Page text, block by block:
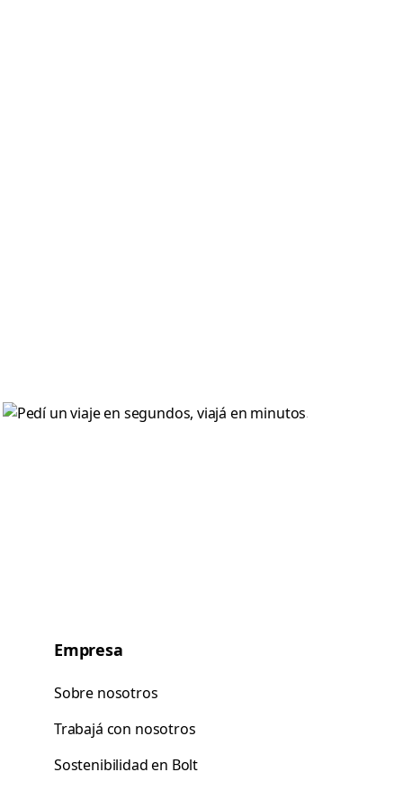
Empresa
Sobre nosotros
Trabajá con nosotros
Sostenibilidad en Bolt